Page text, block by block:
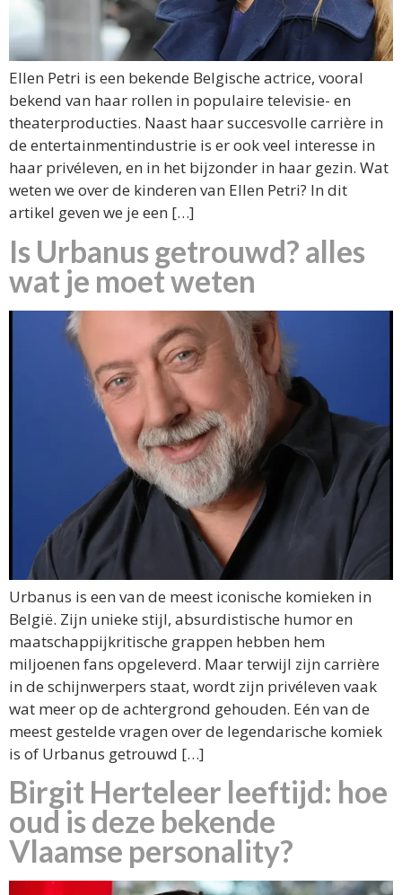
Ellen Petri is een bekende Belgische actrice, vooral
bekend van haar rollen in populaire televisie- en
theaterproducties. Naast haar succesvolle carrière in
de entertainmentindustrie is er ook veel interesse in
haar privéleven, en in het bijzonder in haar gezin. Wat
weten we over de kinderen van Ellen Petri? In dit
artikel geven we je een […]
Is Urbanus getrouwd? alles
wat je moet weten
Urbanus is een van de meest iconische komieken in
België. Zijn unieke stijl, absurdistische humor en
maatschappijkritische grappen hebben hem
miljoenen fans opgeleverd. Maar terwijl zijn carrière
in de schijnwerpers staat, wordt zijn privéleven vaak
wat meer op de achtergrond gehouden. Eén van de
meest gestelde vragen over de legendarische komiek
is of Urbanus getrouwd […]
Birgit Herteleer leeftijd: hoe
oud is deze bekende
Vlaamse personality?